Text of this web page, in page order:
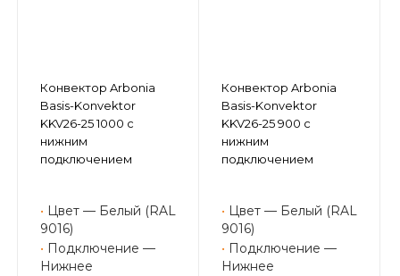
Конвектор Arbonia
Basis-Konvektor
KKV26-25 1000 с
нижним
подключением
• Цвет — Белый (RAL
9016)
• Подключение —
Нижнее
Конвектор Arbonia
Basis-Konvektor
KKV26-25 900 с
нижним
подключением
• Цвет — Белый (RAL
9016)
• Подключение —
Нижнее